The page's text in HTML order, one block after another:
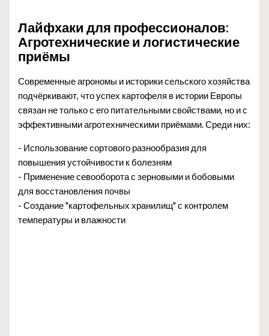
Лайфхаки для профессионалов:
Агротехнические и логистические
приёмы
Современные агрономы и историки сельского хозяйства
подчёркивают, что успех картофеля в истории Европы
связан не только с его питательными свойствами, но и с
эффективными агротехническими приёмами. Среди них:
- Использование сортового разнообразия для
повышения устойчивости к болезням
- Применение севооборота с зерновыми и бобовыми
для восстановления почвы
- Создание "картофельных хранилищ" с контролем
температуры и влажности